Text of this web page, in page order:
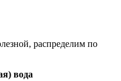
распределим по
вода